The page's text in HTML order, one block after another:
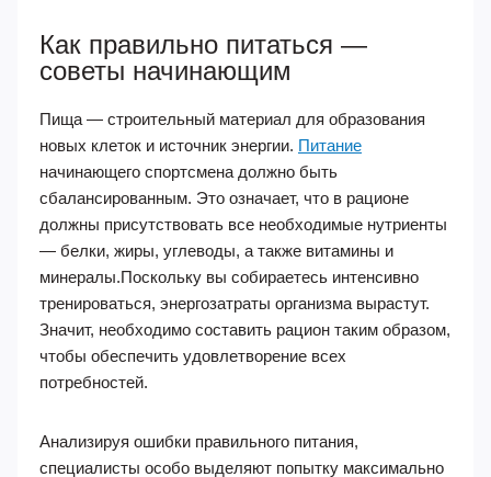
Как правильно питаться —
советы начинающим
Пища — строительный материал для образования
новых клеток и источник энергии. Питание
начинающего спортсмена должно быть
сбалансированным. Это означает, что в рационе
должны присутствовать все необходимые нутриенты
— белки, жиры, углеводы, а также витамины и
минералы.Поскольку вы собираетесь интенсивно
тренироваться, энергозатраты организма вырастут.
Значит, необходимо составить рацион таким образом,
чтобы обеспечить удовлетворение всех
потребностей.
Анализируя ошибки правильного питания,
специалисты особо выделяют попытку максимально